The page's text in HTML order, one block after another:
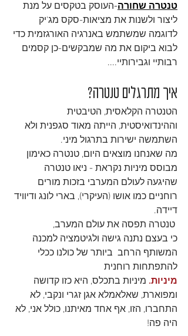
טנטרה שחורה-העוסק בטקסים על מנת
ליצור ולשנות את מציאות-סקס מג'יק
לדוגמה שמשתמש באנרגיה האורגזמית כדי
לבוא ביקום את מה שמבקשים-כן קסמים
רבותיי וגבירותיי....
איך מתרגלים טנטרה?
הטנטרה הקלאסית, הטיבטית
וההינדואיסטית, הייתה מאוד סגפנית ולא
השתמשה ישירות בתרגול מיני.
מה שאנחנו מוצאים היום, טנטרה כאימון
מבוסס מיניות נקראת - ניאו טנטרה
שהיגעה לעולם המערבי בזכות מורים
רוחניים כמו אושו (העיקרי), בארי לונג ודיוויד
דיידה.
כי בעצם נתנה גישה ולגיטמציה למכנה
המשותף הרחב  ביותר של כולנו ככלי
להתפתחות רוחנית
מיניות. מיניות בתכלס, היא כזו קדושה
ומפוארת, שאלאמלא אגן זגרי ונקבי, לא
התחברו, הזו, אף אחד מאיתנו, כולל אני, לא
היה פה!